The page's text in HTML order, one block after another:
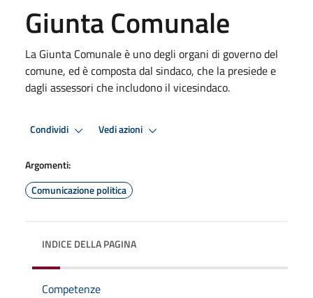
Giunta Comunale
La Giunta Comunale è uno degli organi di governo del
comune, ed è composta dal sindaco, che la presiede e
dagli assessori che includono il vicesindaco.
Condividi Vedi azioni
Argomenti:
Comunicazione politica
INDICE DELLA PAGINA
Competenze